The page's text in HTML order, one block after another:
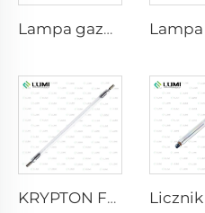
Lampa gazowa symulatora światła słonecznego D1200 – 10×110 mm
KRYPTON FLASH